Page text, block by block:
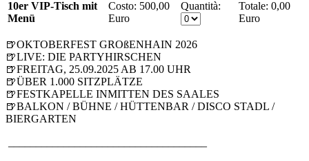
10er VIP-Tisch mit
Menü
Costo: 500,00
Euro
Quantità:
0,00
Euro
🍺OKTOBERFEST GROßENHAIN 2026
🍺LIVE: DIE PARTYHIRSCHEN
🍺FREITAG, 25.09.2025 AB 17.00 UHR
🍺ÜBER 1.000 SITZPLÄTZE
🍺FESTKAPELLE INMITTEN DES SAALES
🍺BALKON / BÜHNE / HÜTTENBAR / DISCO STADL /
BIERGARTEN